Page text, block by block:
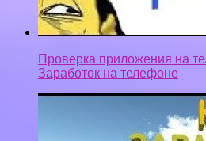
Проверка приложения на
Заработок на телефоне